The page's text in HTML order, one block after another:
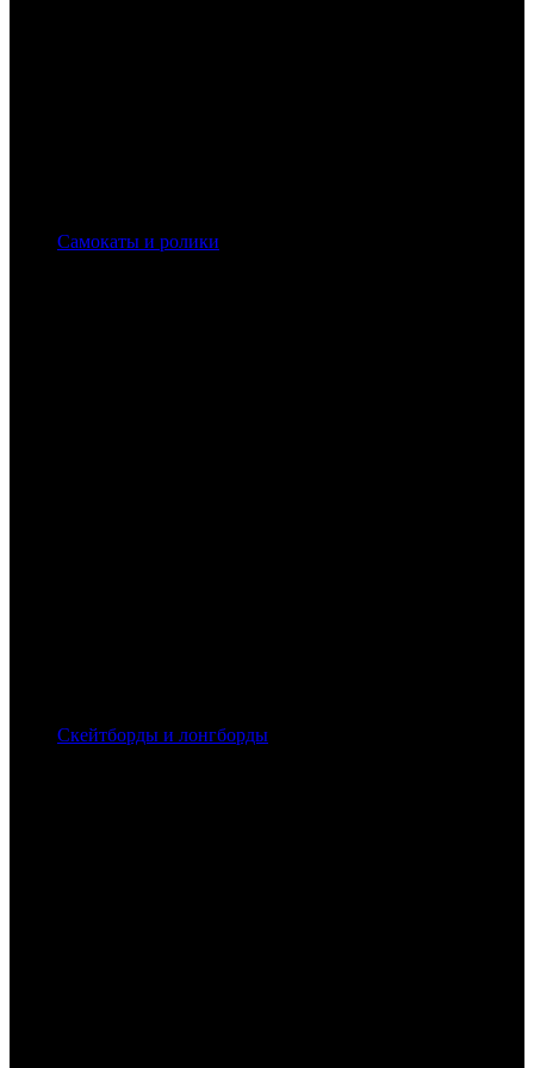
Самокаты и ролики
Скейтборды и лонгборды